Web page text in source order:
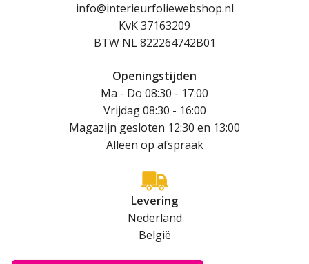
info@interieurfoliewebshop.nl
KvK 37163209
BTW NL 822264742B01
Openingstijden
Ma - Do 08:30 - 17:00
Vrijdag 08:30 - 16:00
Magazijn gesloten 12:30 en 13:00
Alleen op afspraak
Levering
Nederland
België